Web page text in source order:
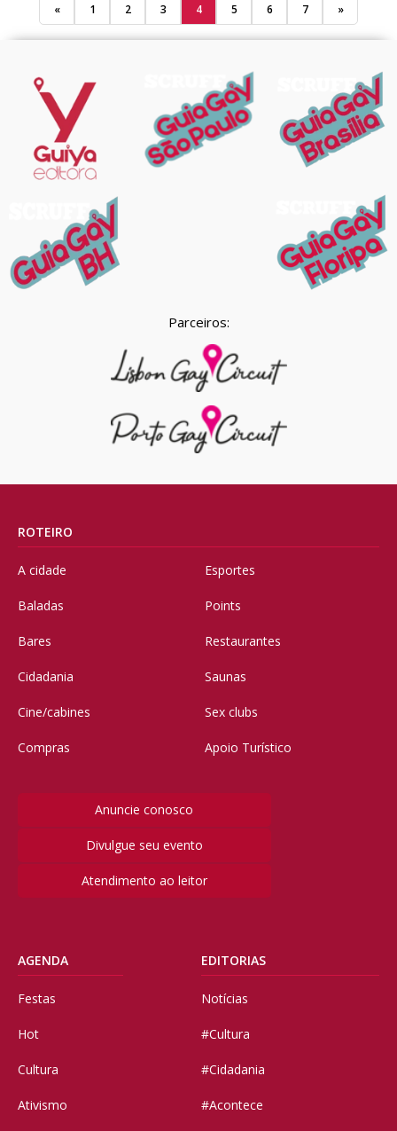
« 1 2 3 4 5 6 7 »
Parceiros:
ROTEIRO
A cidade
Baladas
Bares
Cidadania
Cine/cabines
Compras
Esportes
Points
Restaurantes
Saunas
Sex clubs
Apoio Turístico
Anuncie conosco
Divulgue seu evento
Atendimento ao leitor
AGENDA
Festas
Hot
Cultura
Ativismo
EDITORIAS
Notícias
#Cultura
#Cidadania
#Acontece